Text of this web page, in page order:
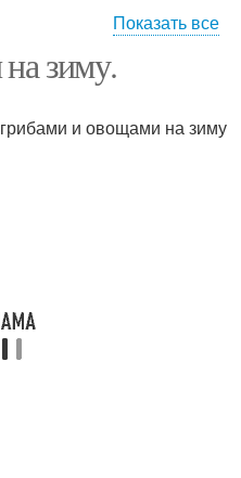
Салат с огурцами
Показать все
зиму.
и овощами на зиму